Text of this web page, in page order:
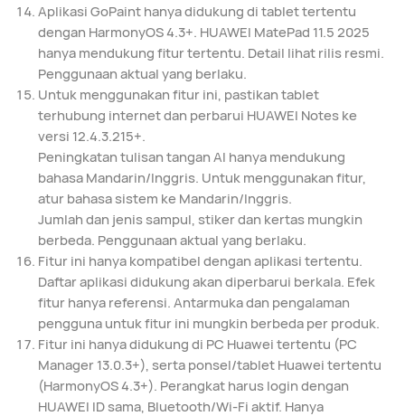
Aplikasi GoPaint hanya didukung di tablet tertentu
dengan HarmonyOS 4.3+. HUAWEI MatePad 11.5 2025
hanya mendukung fitur tertentu. Detail lihat rilis resmi.
Penggunaan aktual yang berlaku.
Untuk menggunakan fitur ini, pastikan tablet
terhubung internet dan perbarui HUAWEI Notes ke
versi 12.4.3.215+.
Peningkatan tulisan tangan AI hanya mendukung
bahasa Mandarin/Inggris. Untuk menggunakan fitur,
atur bahasa sistem ke Mandarin/Inggris.
Jumlah dan jenis sampul, stiker dan kertas mungkin
berbeda. Penggunaan aktual yang berlaku.
Fitur ini hanya kompatibel dengan aplikasi tertentu.
Daftar aplikasi didukung akan diperbarui berkala. Efek
fitur hanya referensi. Antarmuka dan pengalaman
pengguna untuk fitur ini mungkin berbeda per produk.
Fitur ini hanya didukung di PC Huawei tertentu (PC
Manager 13.0.3+), serta ponsel/tablet Huawei tertentu
(HarmonyOS 4.3+). Perangkat harus login dengan
HUAWEI ID sama, Bluetooth/Wi-Fi aktif. Hanya